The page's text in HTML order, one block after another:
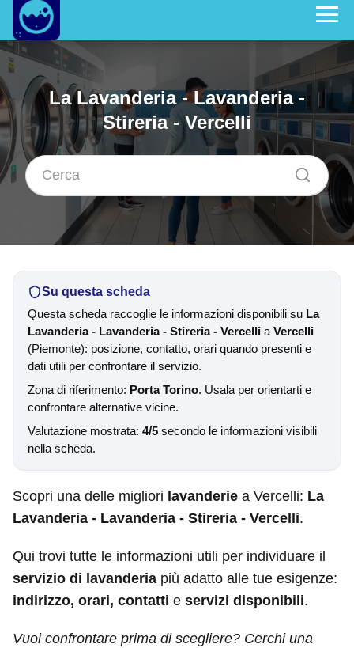
La Lavanderia - Lavanderia -
Stireria - Vercelli
Su questa scheda
Questa scheda raccoglie le informazioni disponibili su La
Lavanderia - Lavanderia - Stireria - Vercelli a Vercelli
(Piemonte): posizione, contatto, orari quando presenti e
dati utili per confrontare il servizio.
Zona di riferimento: Porta Torino. Usala per orientarti e
confrontare alternative vicine.
Valutazione mostrata: 4/5 secondo le informazioni visibili
nella scheda.
Scopri una delle migliori lavanderie a Vercelli: La
Lavanderia - Lavanderia - Stireria - Vercelli.
Qui trovi tutte le informazioni utili per individuare il
servizio di lavanderia più adatto alle tue esigenze:
indirizzo, orari, contatti e servizi disponibili.
Vuoi confrontare prima di scegliere? Cerchi una